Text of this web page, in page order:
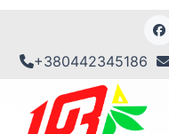
+380442345186